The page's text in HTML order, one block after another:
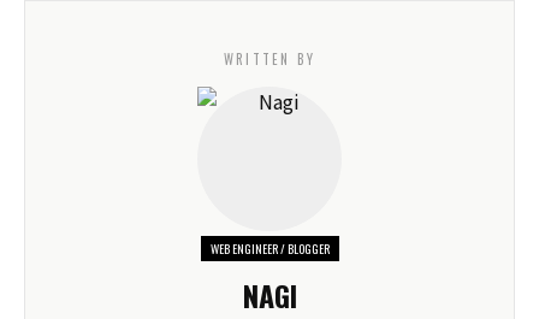
WRITTEN BY
WEB ENGINEER / BLOGGER
NAGI